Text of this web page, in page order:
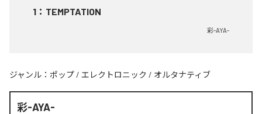
1 ： TEMPTATION
彩-AYA-
ジャンル： ポップ / エレクトロニック / オルタナティブ
彩-AYA-